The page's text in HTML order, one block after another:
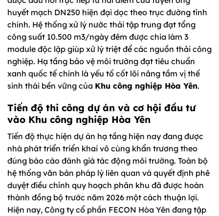
huyết mạch DN250 hiện đại dọc theo trục đường tỉnh
chính. Hệ thống xử lý nước thải tập trung đạt tổng
công suất 10.500 m3/ngày đêm được chia làm 3
module độc lập giúp xử lý triệt để các nguồn thải công
nghiệp. Hạ tầng bảo vệ môi trường đạt tiêu chuẩn
xanh quốc tế chính là yếu tố cốt lõi nâng tầm vị thế
sinh thái bền vững của Khu công nghiệp Hòa Yên.
Tiến độ thi công dự án và cơ hội đầu tư
vào Khu công nghiệp Hòa Yên
Tiến độ thực hiện dự án hạ tầng hiện nay đang được
nhà phát triển triển khai vô cùng khẩn trương theo
đúng báo cáo đánh giá tác động môi trường. Toàn bộ
hệ thống văn bản pháp lý liên quan và quyết định phê
duyệt điều chỉnh quy hoạch phân khu đã được hoàn
thành đồng bộ trước năm 2026 một cách thuận lợi.
Hiện nay, Công ty cổ phần FECON Hòa Yên đang tập